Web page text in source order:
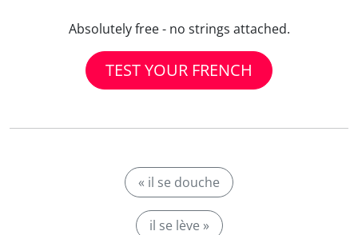
Absolutely free - no strings attached.
TEST YOUR FRENCH
« il se douche
il se lève »